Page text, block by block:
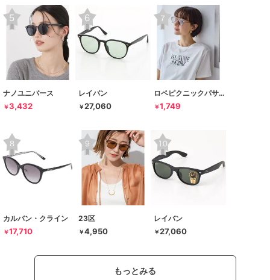
ナノユニバース
￥3,432
レイバン
￥27,060
ロペピクニックパサージュ
￥1,749
カルバン・クライン
￥17,710
23区
￥4,950
レイバン
￥27,060
もっとみる